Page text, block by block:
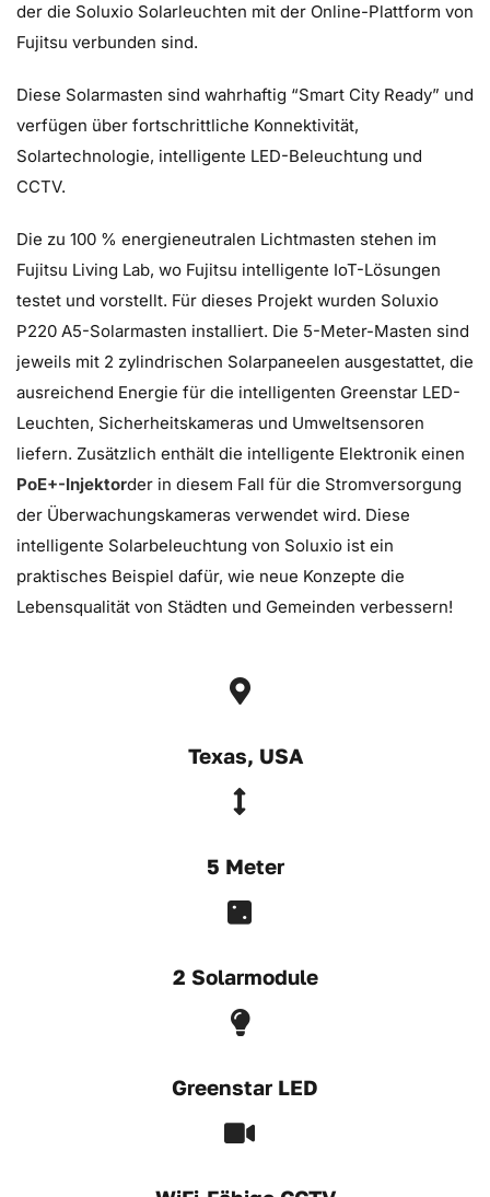
der die Soluxio Solarleuchten mit der Online-Plattform von
Fujitsu verbunden sind.
Diese Solarmasten sind wahrhaftig “Smart City Ready” und
verfügen über fortschrittliche Konnektivität,
Solartechnologie, intelligente LED-Beleuchtung und
CCTV.
Die zu 100 % energieneutralen Lichtmasten stehen im
Fujitsu Living Lab, wo Fujitsu intelligente IoT-Lösungen
testet und vorstellt. Für dieses Projekt wurden Soluxio
P220 A5-Solarmasten installiert. Die 5-Meter-Masten sind
jeweils mit 2 zylindrischen Solarpaneelen ausgestattet, die
ausreichend Energie für die intelligenten Greenstar LED-
Leuchten, Sicherheitskameras und Umweltsensoren
liefern. Zusätzlich enthält die intelligente Elektronik einen
PoE+-Injektorder in diesem Fall für die Stromversorgung
der Überwachungskameras verwendet wird. Diese
intelligente Solarbeleuchtung von Soluxio ist ein
praktisches Beispiel dafür, wie neue Konzepte die
Lebensqualität von Städten und Gemeinden verbessern!
Texas, USA
5 Meter
2 Solarmodule
Greenstar LED